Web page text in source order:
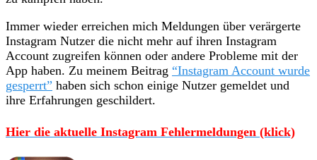
Immer wieder erreichen mich Meldungen über verärgerte
Instagram Nutzer die nicht mehr auf ihren Instagram
Account zugreifen können oder andere Probleme mit der
App haben. Zu meinem Beitrag “Instagram Account wurde
gesperrt” haben sich schon einige Nutzer gemeldet und
ihre Erfahrungen geschildert.
Hier die aktuelle Instagram Fehlermeldungen (klick)